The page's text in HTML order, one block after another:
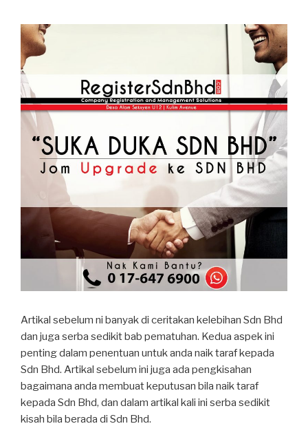
Artikal sebelum ni banyak di ceritakan kelebihan Sdn Bhd
dan juga serba sedikit bab pematuhan. Kedua aspek ini
penting dalam penentuan untuk anda naik taraf kepada
Sdn Bhd. Artikal sebelum ini juga ada pengkisahan
bagaimana anda membuat keputusan bila naik taraf
kepada Sdn Bhd, dan dalam artikal kali ini serba sedikit
kisah bila berada di Sdn Bhd.